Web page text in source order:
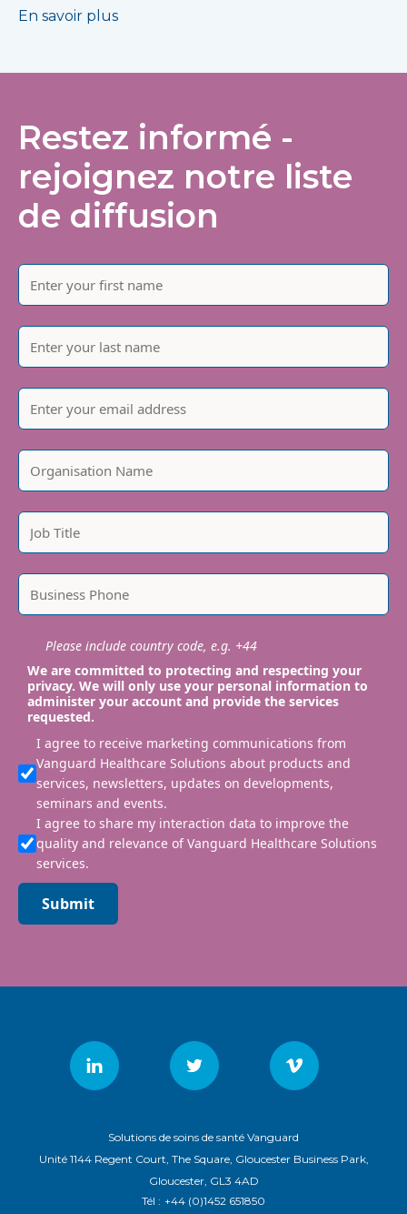
En savoir plus
Restez informé -
rejoignez notre liste
de diffusion
Please include country code, e.g. +44
We are committed to protecting and respecting your
privacy. We will only use your personal information to
administer your account and provide the services
requested.
I agree to receive marketing communications from
Vanguard Healthcare Solutions about products and
services, newsletters, updates on developments,
seminars and events.
I agree to share my interaction data to improve the
quality and relevance of Vanguard Healthcare Solutions
services.
Submit
Solutions de soins de santé Vanguard
Unité 1144 Regent Court, The Square, Gloucester Business Park,
Gloucester, GL3 4AD
Tél : +44 (0)1452 651850